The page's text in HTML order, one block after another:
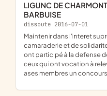
LIGUNC DE CHARMONT VALLEE DE LA
BARBUISE
dissoute 2016-07-01
maintenir dans l'interet supreme du pays les liens de
camaraderie et de
ont participé à la defense
ceux qui ont vocation à
ases membres un concours